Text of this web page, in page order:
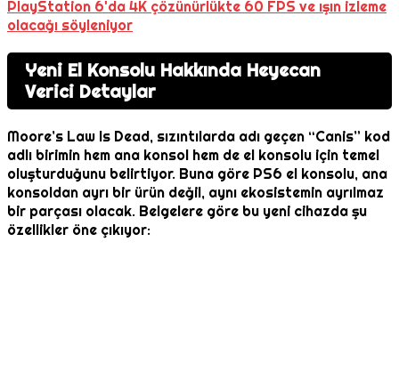
PlayStation 6'da 4K çözünürlükte 60 FPS ve ışın izleme
olacağı söyleniyor
Yeni El Konsolu Hakkında Heyecan
Verici Detaylar
Moore’s Law Is Dead, sızıntılarda adı geçen “Canis” kod
adlı birimin hem ana konsol hem de el konsolu için temel
oluşturduğunu belirtiyor. Buna göre PS6 el konsolu, ana
konsoldan ayrı bir ürün değil, aynı ekosistemin ayrılmaz
bir parçası olacak. Belgelere göre bu yeni cihazda şu
özellikler öne çıkıyor: